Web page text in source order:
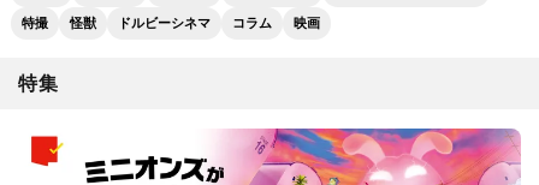
特撮 怪獣 ドルビーシネマ コラム 映画
特集